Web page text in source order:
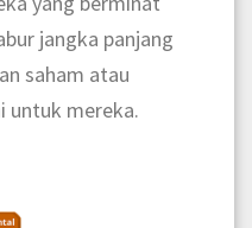
jangka panjang
saham atau
untuk mereka.